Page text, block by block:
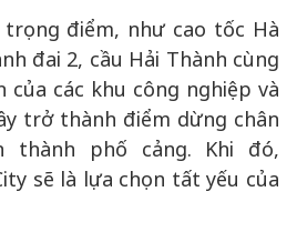
điểm, như cao tốc Hà
đai 2, cầu Hải Thành cùng
các khu công nghiệp và
trở thành điểm dừng chân
thành phố cảng. Khi đó,
sẽ là lựa chọn tất yếu của